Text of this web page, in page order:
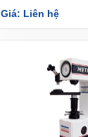
Giá: Liên hệ